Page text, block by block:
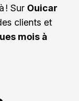
! Sur Ouicar
clients et
mois à